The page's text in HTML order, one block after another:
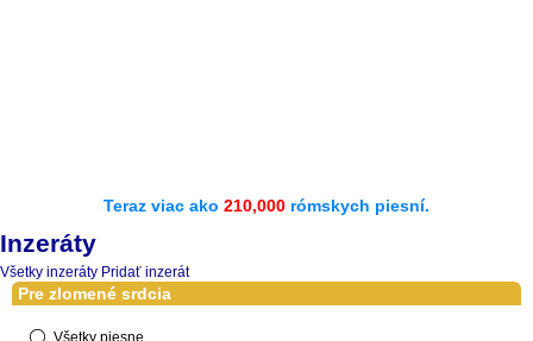
Teraz viac ako 210,000 rómskych piesní.
Inzeráty
Všetky inzeráty Pridať inzerát
Pre zlomené srdcia
Všetky piesne